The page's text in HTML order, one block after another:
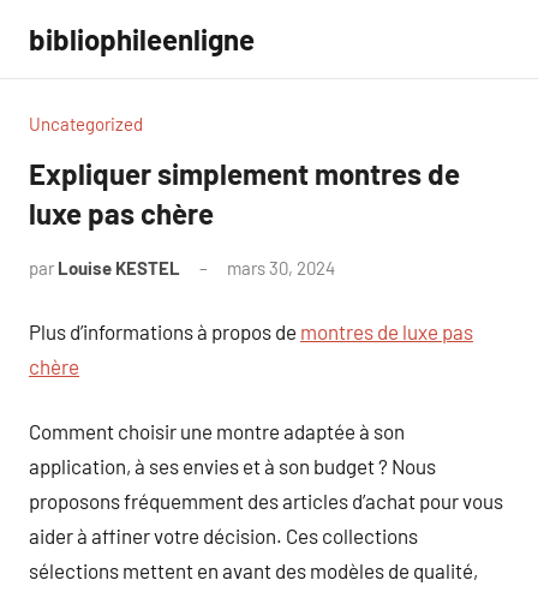
contenu
bibliophileenligne
Uncategorized
Expliquer simplement montres de
luxe pas chère
par Louise KESTEL mars 30, 2024
Plus d’informations à propos de montres de luxe pas
chère
Comment choisir une montre adaptée à son
application, à ses envies et à son budget ? Nous
proposons fréquemment des articles d’achat pour vous
aider à affiner votre décision. Ces collections
sélections mettent en avant des modèles de qualité,